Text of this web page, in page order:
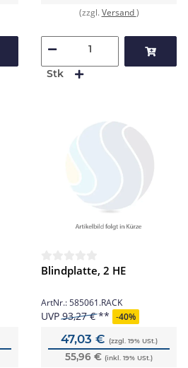
(zzgl.Versand)
Stk
Blindplatte, 2 HE
ArtNr.: 585061.RACK
UVP93,27 € -40%
47,03 € (zzgl. 19% USt.)
55,96 € (inkl. 19% USt.)